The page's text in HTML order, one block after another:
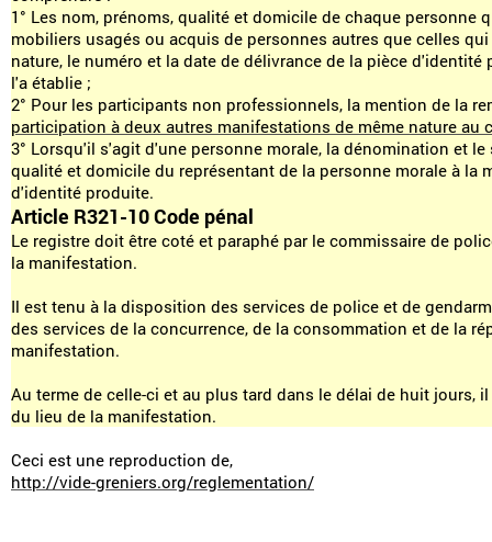
1° Les nom, prénoms, qualité et domicile de chaque personne
mobiliers usagés ou acquis de personnes autres que celles
nature, le numéro et la date de délivrance de la pièce
l'a établie ;
2° Pour les participants non professionnels, la mention de la
participation à deux autres manifestations de même nature au
3° Lorsqu'il s'agit d'une personne morale, la dénomination et
qualité et domicile du représentant de la personne morale à la
d'identité produite.
Article R321-10 Code pénal
Le registre doit être coté et paraphé par le commissaire de
la manifestation.
Il est tenu à la disposition des services de police et de
des services de la concurrence, de la consommation et de la
manifestation.
Au terme de celle-ci et au plus tard dans le délai de huit jours,
du lieu de la manifestation.
Ceci est une reproduction de,
http://vide-greniers.org/reglementation/